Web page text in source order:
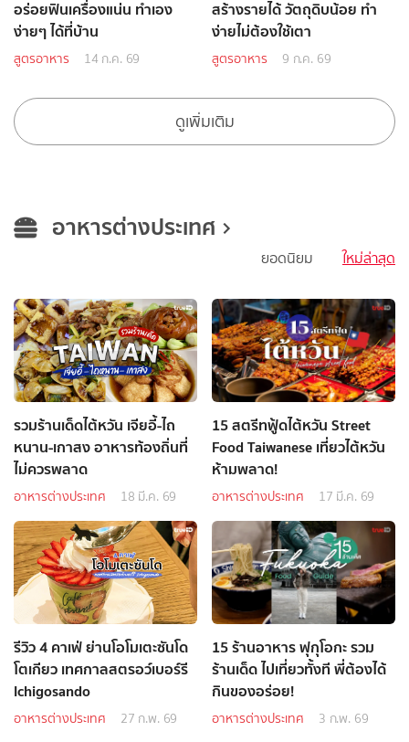
อร่อยฟินเครื่องแน่น ทำเอง
ง่ายๆ ได้ที่บ้าน
สูตรอาหาร 14 ก.ค. 69
สร้างรายได้ วัตถุดิบน้อย ทำ
ง่ายไม่ต้องใช้เตา
สูตรอาหาร 9 ก.ค. 69
ดูเพิ่มเติม
อาหารต่างประเทศ
ใหม่ล่าสุด
ยอดนิยม
รวมร้านเด็ดไต้หวัน เจียอี้-ไถ
หนาน-เกาสง อาหารท้องถิ่นที่
ไม่ควรพลาด
อาหารต่างประเทศ 18 มี.ค. 69
15 สตรีทฟู้ดไต้หวัน Street
Food Taiwanese เที่ยวไต้หวัน
ห้ามพลาด!
อาหารต่างประเทศ 17 มี.ค. 69
รีวิว 4 คาเฟ่ ย่านโอโมเตะซันโด
โตเกียว เทศกาลสตรอว์เบอร์รี
Ichigosando
อาหารต่างประเทศ 27 ก.พ. 69
15 ร้านอาหาร ฟุกุโอกะ รวม
ร้านเด็ด ไปเที่ยวทั้งที พี่ต้องได้
กินของอร่อย!
อาหารต่างประเทศ 3 ก.พ. 69